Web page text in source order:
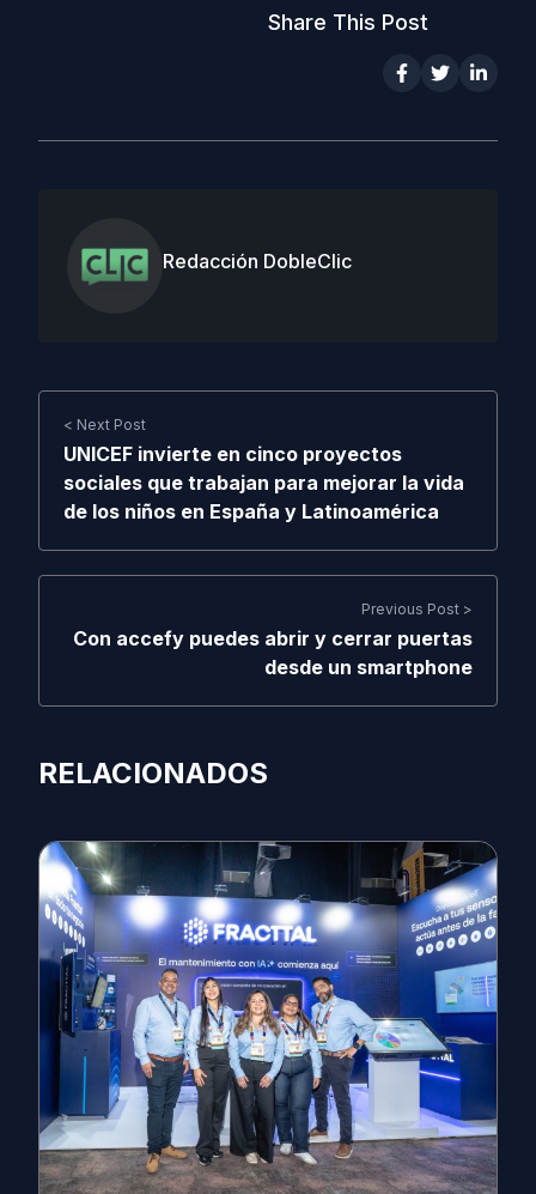
Share This Post
Redacción DobleClic
< Next Post
UNICEF invierte en cinco proyectos
sociales que trabajan para mejorar la vida
de los niños en España y Latinoamérica
Previous Post >
Con accefy puedes abrir y cerrar puertas
desde un smartphone
RELACIONADOS